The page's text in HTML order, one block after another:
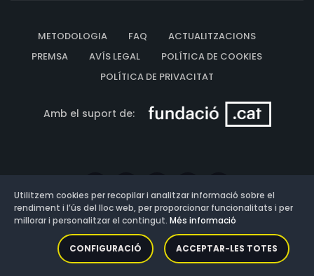
METODOLOGIA FAQ
ACTUALITZACIONS
PREMSA
AVÍS LEGAL
POLÍTICA DE COOKIES
POLÍTICA DE PRIVACITAT
Amb el suport de:
Versió: 3.13.0.202607011342
Utilitzem cookies per recopilar i analitzar informació sobre el
rendiment i l’ús del lloc web, per proporcionar funcionalitats i per
millorar i personalitzar el contingut. Més informació
CONFIGURACIÓ ACCEPTAR-LES TOTES